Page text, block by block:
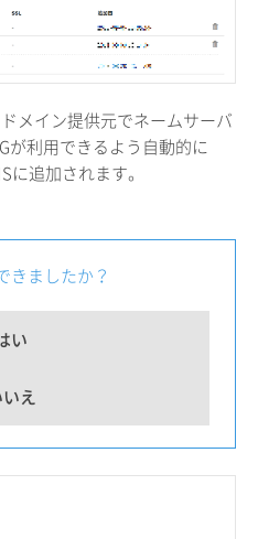
メイン提供元でネームサーバ
が利用できるよう自動的に
追加されます。
きましたか？
い
いえ